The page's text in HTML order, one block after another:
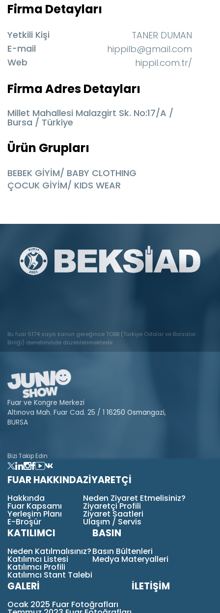
Firma Detayları
Yetkili Kişi
TANER DUMAN
E-mail
hippilb@gmail.com
Web
hippil.com.tr/
Firma Adres Detayları
Millet Mahallesi Malazgirt Sk. No:17/A /
Bursa / Türkiye
Ürün Grupları
BEBEK GİYİM/ BABY CLOTHING
ÇOCUK GİYİM/ KIDS WEAR
Bu fuar 5174 sayılı kanun gereğince TOBB (Türkiye Odalar ve Borsalar
Birliği) denetiminde düzenlenmektedir.
Fuar ve Kongre Merkezi
Altınova Mah. Fuar Cad. 25 / 1 16250 Osmangazi,
BURSA
Bizi Takip Edin
FUAR HAKKINDA
Hakkında
Fuar Kapsamı
Yerleşim Planı
E-Broşür
ZİYARETÇİ
Neden Ziyaret Etmelisiniz?
Ziyaretçi Profili
Ziyaret Saatleri
Ulaşım / Servis
KATILIMCI
Neden Katılmalısınız?
Katılımcı Listesi
Katılımcı Profili
Katılımcı Stant Talebi
BASIN
Basın Bültenleri
Medya Materyalleri
GALERİ
Ocak 2025 Fuar Fotoğrafları
İLETİŞİM